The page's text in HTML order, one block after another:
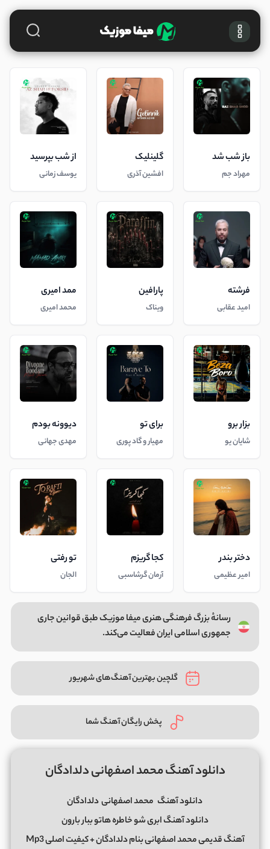
باز شب شد
مهراد جم
گلینلیک
افشین آذری
از شب بپرسید
یوسف زمانی
فرشته
امید عقابی
پارافین
ویناک
ممد امیری
محمد امیری
بزار برو
شایان یو
برای تو
مهیار و گاد پوری
دیوونه بودم
مهدی جهانی
دختر بندر
امیر عظیمی
کجا گریزم
آرمان گرشاسبی
تو رفتی
الجان
رسانهٔ بزرگ فرهنگی هنری میفا موزیک طبق قوانین جاری
جمهوری اسلامی ایران فعالیت می‌کند.
گلچین بهترین آهنگ‌های شهریور
پخش رایگان آهنگ شما
دانلود آهنگ محمد اصفهانی دلدادگان
دانلود آهنگ محمد اصفهانیدلدادگان
دانلود آهنگ ابری شو خاطره هاتو ببار بارون
آهنگ قدیمی محمد اصفهانی بنام دلدادگان + کیفیت اصلی Mp3